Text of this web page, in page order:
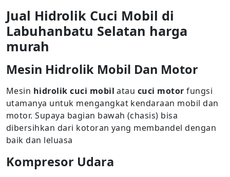
Jual Hidrolik Cuci Mobil di
Labuhanbatu Selatan harga
murah
Mesin Hidrolik Mobil Dan Motor
Mesin hidrolik cuci mobil atau cuci motor fungsi
utamanya untuk mengangkat kendaraan mobil dan
motor. Supaya bagian bawah (chasis) bisa
dibersihkan dari kotoran yang membandel dengan
baik dan leluasa
Kompresor Udara